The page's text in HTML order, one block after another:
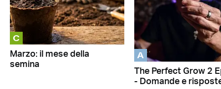
C
Marzo: il mese della
semina
A
The Perfect Grow 2
- Domande e